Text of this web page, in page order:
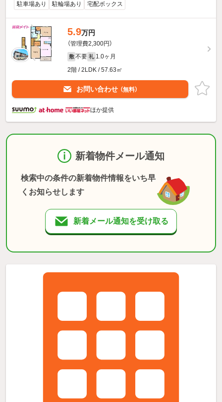
駐車場あり 駐輪場あり 宅配ボックス
5.9万円
（管理費2,300円）
敷 不要 礼 1.0ヶ月
2階 / 2LDK / 57.63㎡
お問い合わせ （無料）
ほか提供
新着物件メール通知
検索中の条件の新着物件情報をいち早
くお知らせします
新着メール通知を受け取る